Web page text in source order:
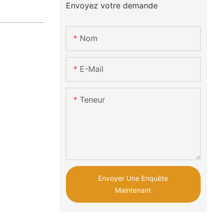
Envoyez votre demande
Nom
E-Mail
Teneur
Envoyer Une Enquête
Maintenant